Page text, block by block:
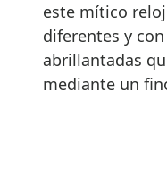
este mítico
diferentes y
abrillantadas
mediante un